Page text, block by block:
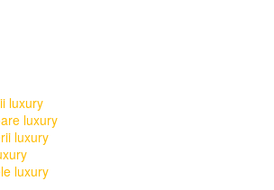
luxury
luxury
luxury
luxury